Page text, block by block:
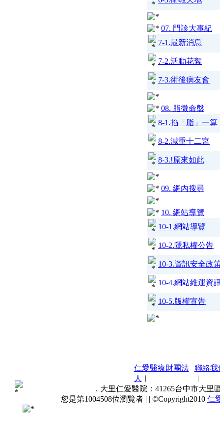
07. 門診大事紀
7-1.最新消息
7-2.活動花絮
7-3.術後病友會
08. 脂微命盤
8-1.掐「脂」一算
8-2.減重十二宮
8-3.!原來如此
09. 網內搜尋
10. 網站導覽
10-1.網站導覽
10-2.隱私權公告
10-3.資訊安全政
10-4.網站維運資
10-5.版權宣告
仁愛醫療財團法
人
︱
聯絡我
︱
．大里仁愛醫院：41265台中市大
您是第1004508位瀏覽者 | | ©Copyright2010 仁